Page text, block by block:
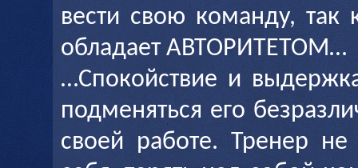
вести свою команду, так
обладает АВТОРИТЕТОМ…
…Спокойствие и
подменяться его
своей работе. Тренер